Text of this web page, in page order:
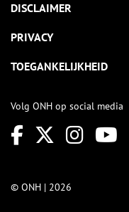
DISCLAIMER
PRIVACY
TOEGANKELIJKHEID
Volg ONH op social media
© ONH | 2026